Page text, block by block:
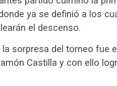
ya se definió a los
el descenso.
la sorpresa del torneo fue
Castilla y con ello